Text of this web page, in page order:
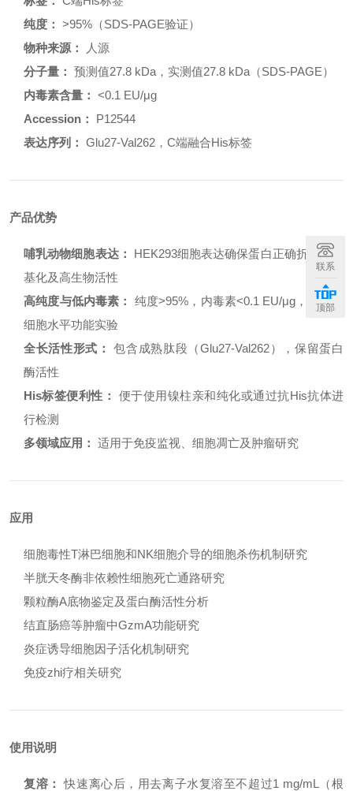
纯度： >95%（SDS-PAGE验证）
物种来源：
人源
分子量： 预测值27.8 kDa，实测值27.8 kDa（SDS-PAGE）
内毒素含量： <0.1 EU/μg
Accession：
P12544
表达序列： Glu27-Val262，C端融合His标签
产品优势
哺乳动物细胞表达：
HEK293细胞表达确保蛋白正确折叠、糖
基化及高生物活性
高纯度与低内毒素：
纯度>95%，内毒素<0.1 EU/μg，适用于
细胞水平功能实验
全长活性形式：
包含成熟肽段（Glu27-Val262），保留蛋白
酶活性
His标签便利性：
便于使用镍柱亲和纯化或通过抗His抗体进
行检测
多领域应用： 适用于免疫监视、细胞凋亡及肿瘤研究
应用
细胞毒性T淋巴细胞和NK细胞介导的细胞杀伤机制研究
半胱天冬酶非依赖性细胞死亡通路研究
颗粒酶A底物鉴定及蛋白酶活性分析
结直肠癌等肿瘤中GzmA功能研究
炎症诱导细胞因子活化机制研究
免疫zhi疗相关研究
使用说明
复溶： 快速离心后，用去离子水复溶至不超过1 mg/mL（根
联系
顶部